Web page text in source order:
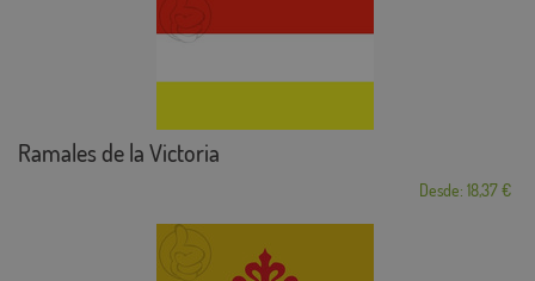
Ramales de la Victoria
Desde: 18,37 €